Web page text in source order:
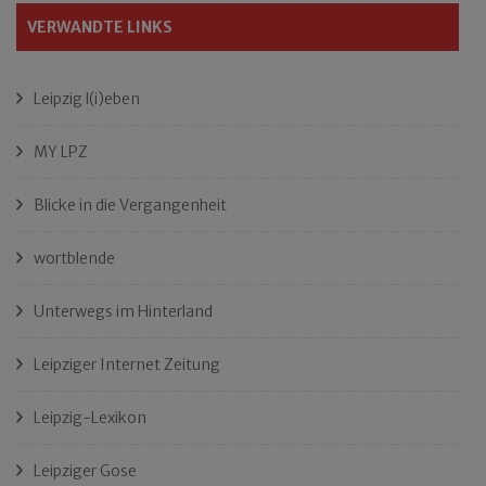
VERWANDTE LINKS
Leipzig l(i)eben
MY LPZ
Blicke in die Vergangenheit
wortblende
Unterwegs im Hinterland
Leipziger Internet Zeitung
Leipzig-Lexikon
Leipziger Gose